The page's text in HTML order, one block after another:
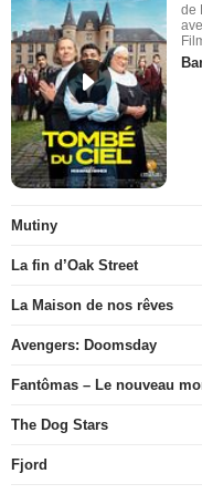
de
Mutiny
La fin d’Oak Street
La Maison de nos rêves
Avengers: Doomsday
Fantômas – Le nouveau
The Dog Stars
Fjord